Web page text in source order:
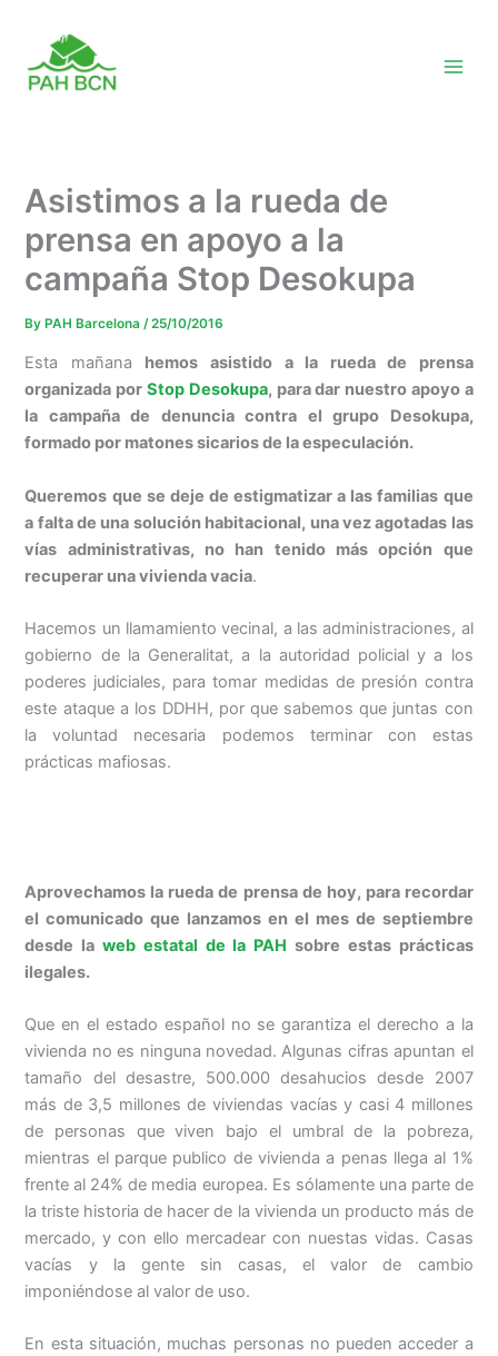
content
Asistimos a la rueda de
prensa en apoyo a la
campaña Stop Desokupa
By PAH Barcelona/25/10/2016
Esta mañana hemos asistido a la rueda de prensa
organizada por Stop Desokupa, para dar nuestro apoyo a
la campaña de denuncia contra el grupo Desokupa,
formado por matones sicarios de la especulación.
Queremos que se deje de estigmatizar a las familias que
a falta de una solución habitacional, una vez agotadas las
vías administrativas, no han tenido más opción que
recuperar una vivienda vacia.
Hacemos un llamamiento vecinal, a las administraciones, al
gobierno de la Generalitat, a la autoridad policial y a los
poderes judiciales, para tomar medidas de presión contra
este ataque a los DDHH, por que sabemos que juntas con
la voluntad necesaria podemos terminar con estas
prácticas mafiosas.
Aprovechamos la rueda de prensa de hoy, para recordar
el comunicado que lanzamos en el mes de septiembre
desde laweb estatal de la PAH sobre estas prácticas
ilegales.
Que en el estado español no se garantiza el derecho a la
vivienda no es ninguna novedad. Algunas cifras apuntan el
tamaño del desastre, 500.000 desahucios desde 2007
más de 3,5 millones de viviendas vacías y casi 4 millones
de personas que viven bajo el umbral de la pobreza,
mientras el parque publico de vivienda a penas llega al 1%
frente al 24% de media europea. Es sólamente una parte de
la triste historia de hacer de la vivienda un producto más de
mercado, y con ello mercadear con nuestas vidas. Casas
vacías y la gente sin casas, el valor de cambio
imponiéndose al valor de uso.
En esta situación, muchas personas no pueden acceder a